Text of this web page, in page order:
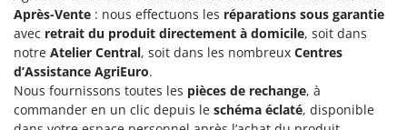
Râpes à fromage électriques
Râteaux pour tracteur
Remplisseuses
Robots nettoyeurs de piscine
Robots Tondeuses
Helvi
Henx
HiKOKI
Honda
Après-Vente : nous effectuons les réparations sous garantie
avec retrait du produit directement à domicile, soit dans
notre Atelier Central, soit dans les nombreux Centres
d’Assistance AgriEuro.
Nous fournissons toutes les pièces de rechange, à
commander en un clic depuis le schéma éclaté, disponible